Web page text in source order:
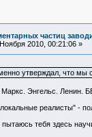
частиц
2010, 00:21:06 »
утверждал, что мы
Энгельс. Ленин.
реалисты" -
тебя здесь